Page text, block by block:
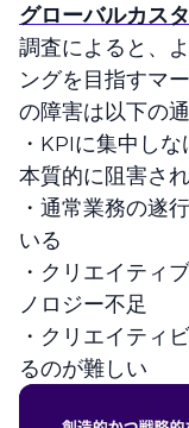
グローバルカス
調査によると、
ングを目指すマ
の障害は以下の
・KPIに集中し
本質的に阻害さ
・通常業務の遂
いる
・クリエイティ
ノロジー不足
・クリエイティ
るのが難しい